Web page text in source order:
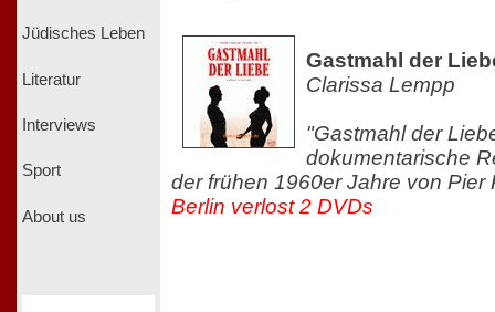
Jüdisches Leben
Literatur
Interviews
Sport
About us
Gastmahl der
Clarissa Lempp
"Gastmahl der
dokumentarische
der frühen 1960er Jahre von
Berlin verlost 2 DVDs